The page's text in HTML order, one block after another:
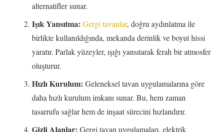
alternatifler sunar.
Işık Yansıtma: Gergi tavanlar, doğru aydınlatma ile
birlikte kullanıldığında, mekanda derinlik ve boyut hissi
yaratır. Parlak yüzeyler, ışığı yansıtarak ferah bir atmosfer
oluşturur.
Hızlı Kurulum: Geleneksel tavan uygulamalarına göre
daha hızlı kurulum imkanı sunar. Bu, hem zaman
tasarrufu sağlar hem de inşaat sürecini hızlandırır.
Gizli Alanlar: Gergi tavan uygulamaları, elektrik